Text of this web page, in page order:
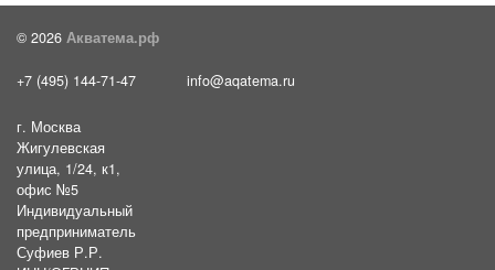
© 2026 Акватема.рф
+7 (495) 144-71-47 info@aqatema.ru
г. Москва
Жигулевская
улица, 1/24, к1,
офис №5
Индивидуальный
предприниматель
Суфиев Р.Р.